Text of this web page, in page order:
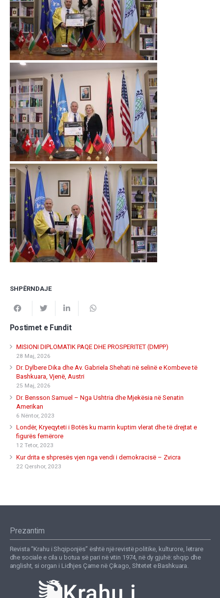
SHPËRNDAJE
Postimet e Fundit
MISIONI DIPLOMATIK PAQE DHE PROSPERITET (DMPP)
28 Maj, 2026
Dr. Dylbere Dika dhe Av. Gabriela Shehati në selinë e Kombeve të
Bashkuara, Vjenë, Austri
25 Maj, 2026
Dr. Bensson Samuel – Nga Ushtria dhe Mjekësia në Senatin
Amerikan
6 Nëntor, 2023
Londër, Kryeqyteti i Botës ku marrin kuptim vlerat dhe të drejtat e
figurës femërore
12 Tetor, 2023
Kur drita e shpresës vjen nga vendi i demokracisë – Zvicra
22 Qershor, 2023
Prezantim
Revista “Krahu i Shqiponjës” është një revistë politike, kulturore, letrare
dhe sociale e cila u botua së pari në vitin 1974, në dy gjuhë: shqip dhe
anglisht, si organ i Lidhjes Çame në Çikago, Shtetet e Bashkuara.